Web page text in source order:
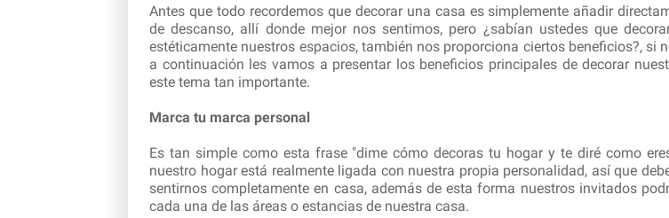
Antes que todo recordemos que decorar una casa es simplemente añadir
de descanso, allí donde mejor nos sentimos, pero ¿sabían ustedes que
estéticamente nuestros espacios, también nos proporciona ciertos beneficios?, si
a continuación les vamos a presentar los beneficios principales de decorar
este tema tan importante.
Marca tu marca personal
Es tan simple como esta frase "dime cómo decoras tu hogar y te diré como
nuestro hogar está realmente ligada con nuestra propia personalidad, así que
sentirnos completamente en casa, además de esta forma nuestros invitados
cada una de las áreas o estancias de nuestra casa.